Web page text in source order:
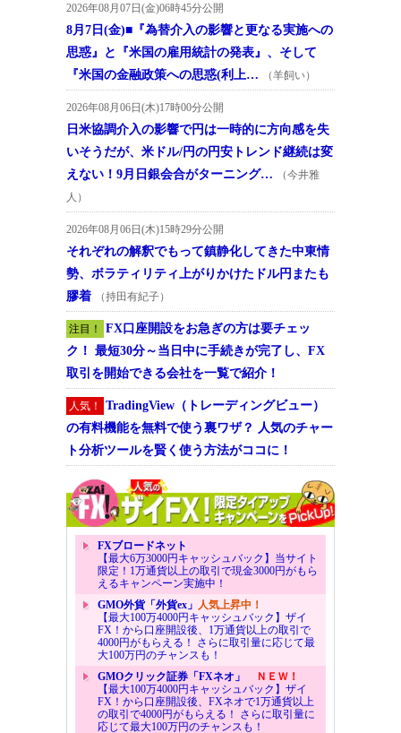
2026年08月07日(金)06時45分公開
8月7日(金)■『為替介入の影響と更なる実施への
思惑』と『米国の雇用統計の発表』、そして
『米国の金融政策への思惑(利上…
（羊飼い）
2026年08月06日(木)17時00分公開
日米協調介入の影響で円は一時的に方向感を失
いそうだが、米ドル/円の円安トレンド継続は変
えない！9月日銀会合がターニング…
（今井雅
人）
2026年08月06日(木)15時29分公開
それぞれの解釈でもって鎮静化してきた中東情
勢、ボラティリティ上がりかけたドル円またも
膠着
（持田有紀子）
注目！
FX口座開設をお急ぎの方は要チェッ
ク！ 最短30分～当日中に手続きが完了し、FX
取引を開始できる会社を一覧で紹介！
人気！
TradingView（トレーディングビュー）
の有料機能を無料で使う裏ワザ？ 人気のチャー
ト分析ツールを賢く使う方法がココに！
FXブロードネット
【最大6万3000円キャッシュバック】当サイト
限定！1万通貨以上の取引で現金3000円がもら
えるキャンペーン実施中！
GMO外貨「外貨ex」 人気上昇中！
【最大100万4000円キャッシュバック】ザイ
FX！から口座開設後、1万通貨以上の取引で
4000円がもらえる！ さらに取引量に応じて最
大100万円のチャンスも！
GMOクリック証券「FXネオ」
ＮＥＷ！
【最大100万4000円キャッシュバック】ザイ
FX！から口座開設後、FXネオで1万通貨以上
の取引で4000円がもらえる！ さらに取引量に
応じて最大100万円のチャンスも！